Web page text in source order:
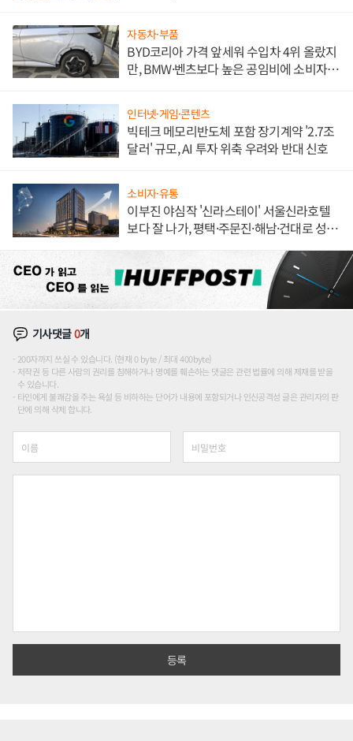
자동차·부품
BYD코리아 가격 앞세워 수입차 4위 올랐지
만, BMW·벤츠보다 높은 공임비에 소비자
인터넷·게임·콘텐츠
빅테크 메모리반도체 포함 장기계약 '2.7조
달러' 규모, AI 투자 위축 우려와 반대 신호
소비자·유통
이부진 야심작 '신라스테이' 서울신라호텔
보다 잘 나가, 평택·주문진·해남·건대로 성
기사댓글0개
200자까지 쓰실 수 있습니다. (현재 0 byte / 최대 400byte)
저작권 등 다른 사람의 권리를 침해하거나 명예를 훼손하는 댓글은 관련 법률에 의해 제재를 받을
수 있습니다.
타인에게 불쾌감을 주는 욕설 등 비하하는 단어가 내용에 포함되거나 인신공격성 글은 관리자의 판
단에 의해 삭제 합니다.